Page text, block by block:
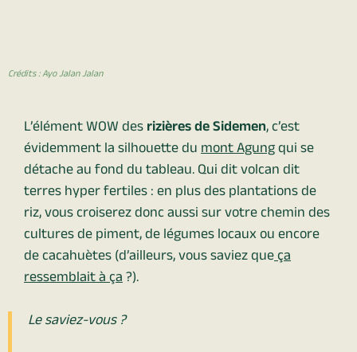
Crédits : Ayo Jalan Jalan
L’élément WOW desrizières de Sidemen, c’est
évidemment la silhouette dumont Agungqui se
détache au fond du tableau. Qui dit volcan dit
terres hyper fertiles : en plus des plantations de
riz, vous croiserez donc aussi sur votre chemin des
cultures de piment, de légumes locaux ou encore
de cacahuètes (d’ailleurs, vous saviez queça
ressemblait à ça?).
Le saviez-vous ?